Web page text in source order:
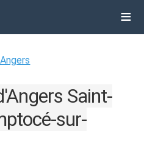
Saint-
sur-